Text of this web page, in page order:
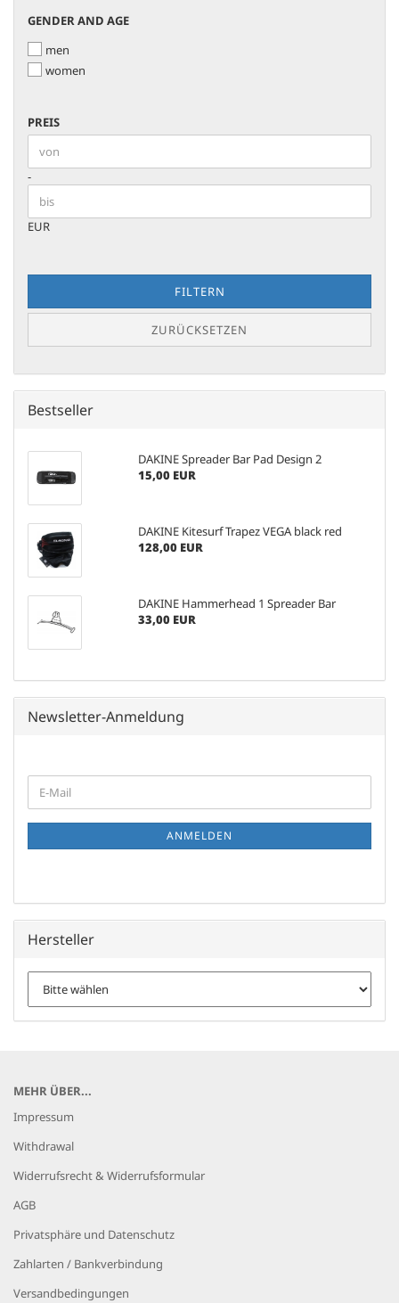
GENDER
AGE
GENDER AND AGE
men
women
PREIS
PREIS
Preis bis
-
EUR
FILTERN
ZURÜCKSETZEN
Bestseller
DAKINE Spreader Bar Pad Design 2
15,00 EUR
DAKINE Kitesurf Trapez VEGA black red
128,00 EUR
DAKINE Hammerhead 1 Spreader Bar
33,00 EUR
Newsletter-Anmeldung
ZUR
NEWSLETTER-
E-
Mail
ANMELDEN
Hersteller
MEHR ÜBER...
Impressum
Withdrawal
Widerrufsrecht & Widerrufsformular
AGB
Privatsphäre und Datenschutz
Zahlarten / Bankverbindung
Versandbedingungen